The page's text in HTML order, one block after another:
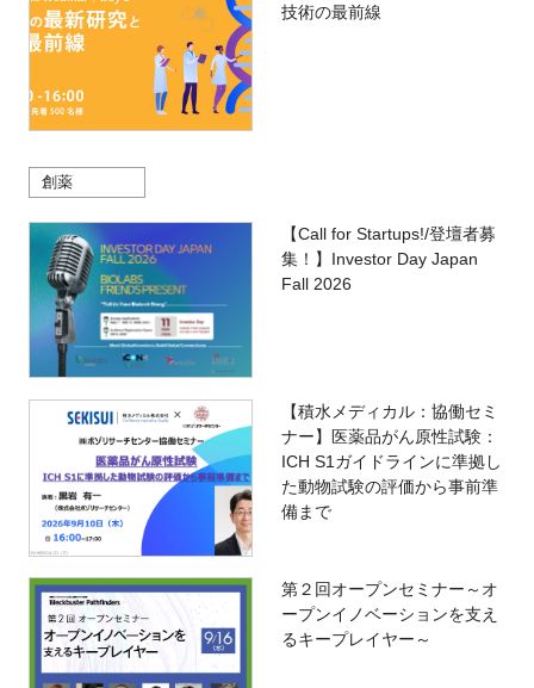
技術の最前線
創薬
【Call for Startups!/登壇者募
集！】Investor Day Japan
Fall 2026
【積水メディカル：協働セミ
ナー】医薬品がん原性試験：
ICH S1ガイドラインに準拠し
た動物試験の評価から事前準
備まで
第２回オープンセミナー～オ
ープンイノベーションを支え
るキープレイヤー～